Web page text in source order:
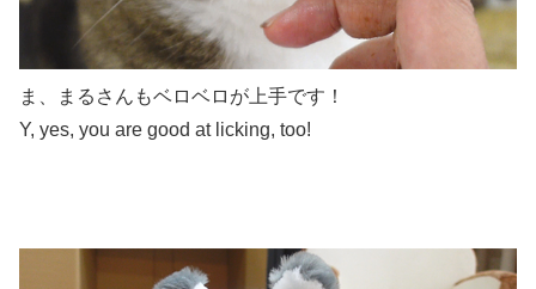
ま、まるさんもベロベロが上手です！
Y, yes, you are good at licking, too!